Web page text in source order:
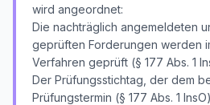
wird angeordnet:
Die nachträglich angemeldeten
geprüften Forderungen werden
Verfahren geprüft (§ 177 Abs. 1
Der Prüfungsstichtag, der dem
Prüfungstermin (§ 177 Abs. 1